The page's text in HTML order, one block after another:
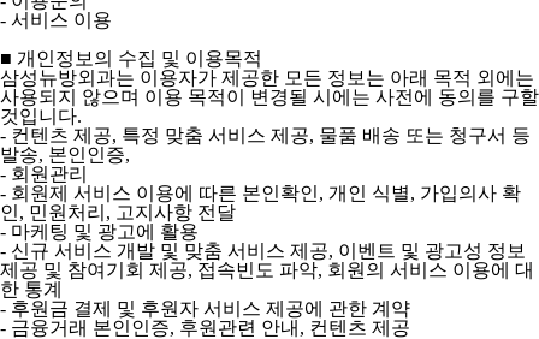
- 서비스 이용
■ 개인정보의 수집 및 이용목적
삼성뉴방외과는 이용자가 제공한 모든 정보는 아래 목적 외에는
사용되지 않으며 이용 목적이 변경될 시에는 사전에 동의를 구할
것입니다.
- 컨텐츠 제공, 특정 맞춤 서비스 제공, 물품 배송 또는 청구서 등
발송, 본인인증,
- 회원관리
- 회원제 서비스 이용에 따른 본인확인, 개인 식별, 가입의사 확
인, 민원처리, 고지사항 전달
- 마케팅 및 광고에 활용
- 신규 서비스 개발 및 맞춤 서비스 제공, 이벤트 및 광고성 정보
제공 및 참여기회 제공, 접속빈도 파악, 회원의 서비스 이용에 대
한 통계
- 후원금 결제 및 후원자 서비스 제공에 관한 계약
- 금융거래 본인인증, 후원관련 안내, 컨텐츠 제공